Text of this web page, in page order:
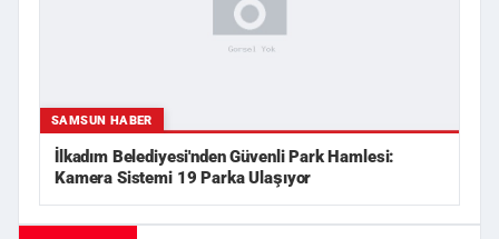
SAMSUN HABER
İlkadım Belediyesi'nden Güvenli Park Hamlesi:
Kamera Sistemi 19 Parka Ulaşıyor